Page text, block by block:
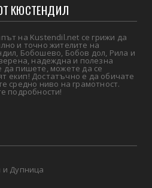
КЮСТЕНДИЛ
на Kustendil.net се грижи да
и точно жителите на
Бобошево, Бобов дол, Рила и
надеждна и полезна
да пишете, можете да се
екип! Достатъчно е да обичате
средно ниво на грамотност.
подробности!
Дупница